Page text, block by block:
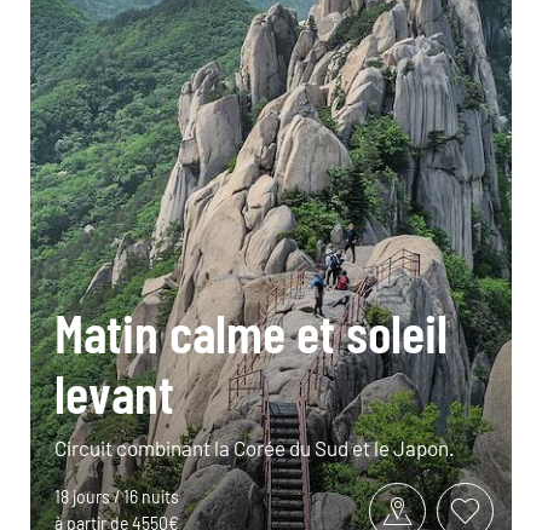
Matin calme et soleil
levant
Circuit combinant la Corée du Sud et le Japon.
18 jours / 16 nuits
à partir de 4550€